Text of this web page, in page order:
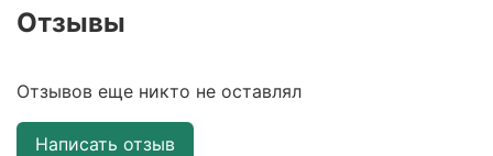
Отзывы
Отзывов еще никто не оставлял
Написать отзыв